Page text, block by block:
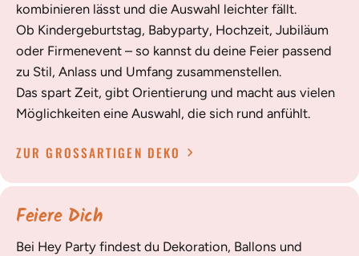
kombinieren lässt und die Auswahl leichter fällt.
Ob Kindergeburtstag, Babyparty, Hochzeit, Jubiläum
oder Firmenevent – so kannst du deine Feier passend
zu Stil, Anlass und Umfang zusammenstellen.
Das spart Zeit, gibt Orientierung und macht aus vielen
Möglichkeiten eine Auswahl, die sich rund anfühlt.
ZUR GROSSARTIGEN DEKO
Feiere Dich
Bei Hey Party findest du Dekoration, Ballons und